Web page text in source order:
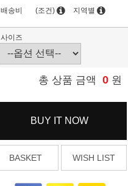
배송비
(조건) 지역별
사이즈
총 상품 금액 0 원
BUY IT NOW
BASKET WISH LIST